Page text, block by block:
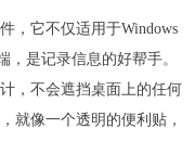
，它不仅适用于Windows
，是记录信息的好帮手。
，不会遮挡桌面上的任何
就像一个透明的便利贴，